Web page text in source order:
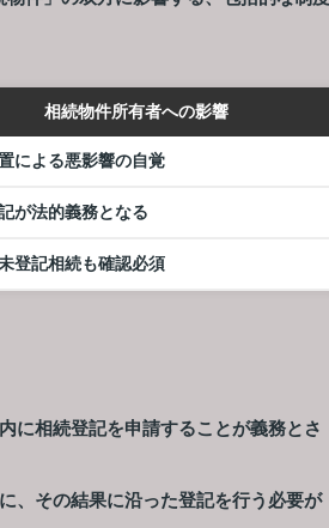
相続物件所有者への影響
による悪影響の自覚
が法的義務となる
登記相続も確認必須
に相続登記を申請することが義務とさ
、その結果に沿った登記を行う必要が